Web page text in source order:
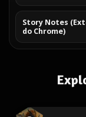
Story Notes
do Chrome)